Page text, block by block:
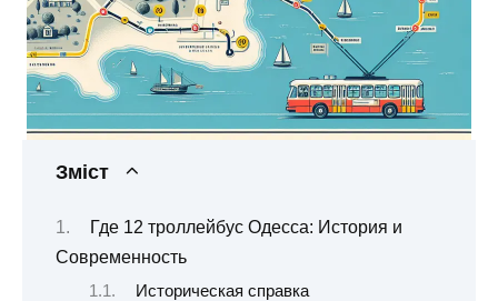
Зміст
Где 12 троллейбус Одесса: История и
Современность
Историческая справка